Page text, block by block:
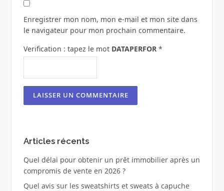
Enregistrer mon nom, mon e-mail et mon site dans
le navigateur pour mon prochain commentaire.
Verification : tapez le mot DATAPERFOR *
Articles récents
Quel délai pour obtenir un prêt immobilier après un
compromis de vente en 2026 ?
Quel avis sur les sweatshirts et sweats à capuche